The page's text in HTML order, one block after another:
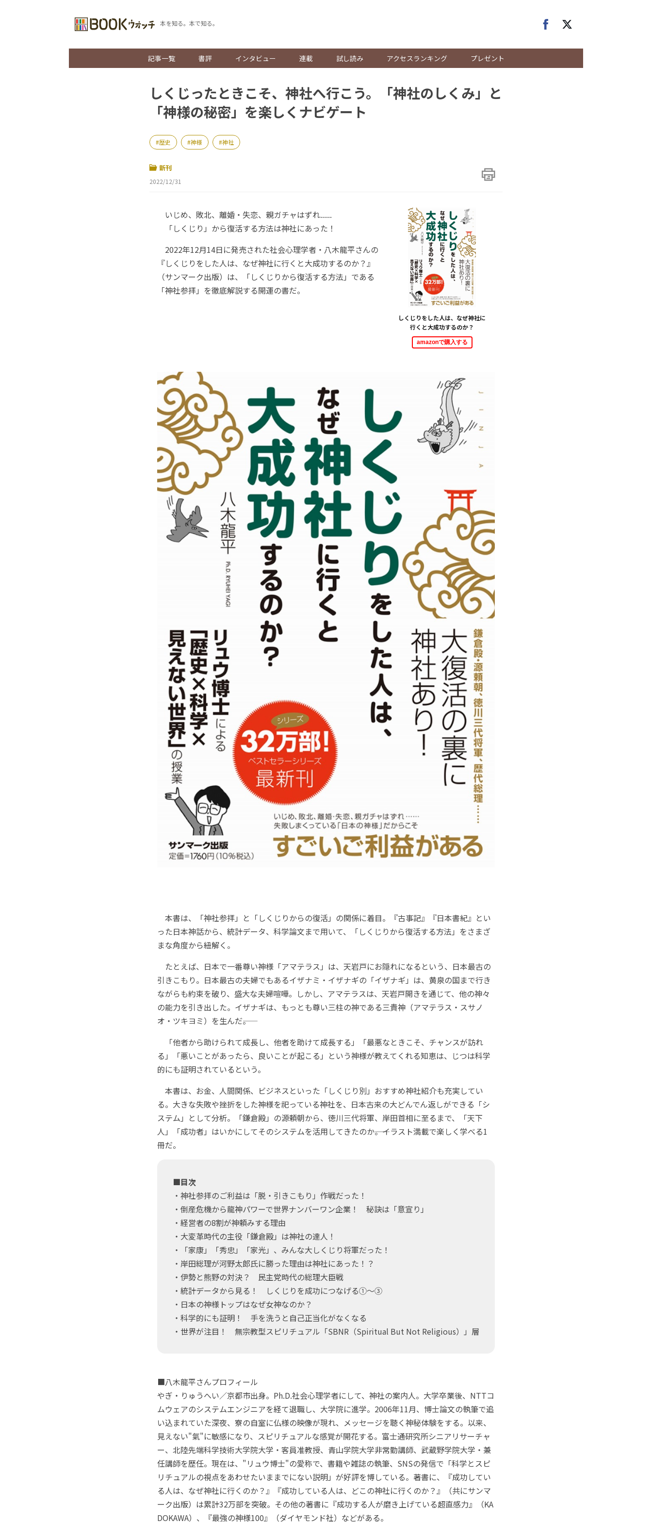
本を知る。本で知る。
記事一覧 書評 インタビュー 連載 試し読み アクセスランキング プレゼント
しくじったときこそ、神社へ行こう。「神社のしくみ」と
「神様の秘密」を楽しくナビゲート
歴史 神様 神社
新刊
2022/12/31
しくじりをした人は、なぜ神社に
行くと大成功するのか？
amazonで購入する
いじめ、敗北、離婚・失恋、親ガチャはずれ......
「しくじり」から復活する方法は神社にあった！
2022年12月14日に発売された社会心理学者・八木龍平さんの
『しくじりをした人は、なぜ神社に行くと大成功するのか？』
（サンマーク出版）は、「しくじりから復活する方法」である
「神社参拝」を徹底解説する開運の書だ。
本書は、「神社参拝」と「しくじりからの復活」の関係に着目。『古事記』『日本書紀』とい
った日本神話から、統計データ、科学論文まで用いて、「しくじりから復活する方法」をさまざ
まな角度から紐解く。
たとえば、日本で一番尊い神様「アマテラス」は、天岩戸にお隠れになるという、日本最古の
引きこもり。日本最古の夫婦でもあるイザナミ・イザナギの「イザナギ」は、黄泉の国まで行き
ながらも約束を破り、盛大な夫婦喧嘩。しかし、アマテラスは、天岩戸開きを通じて、他の神々
の能力を引き出した。イザナギは、もっとも尊い三柱の神である三貴神（アマテラス・スサノ
オ・ツキヨミ）を生んだ――。
「他者から助けられて成長し、他者を助けて成長する」「最悪なときこそ、チャンスが訪れ
る」「悪いことがあったら、良いことが起こる」という神様が教えてくれる知恵は、じつは科学
的にも証明されているという。
本書は、お金、人間関係、ビジネスといった「しくじり別」おすすめ神社紹介も充実してい
る。大きな失敗や挫折をした神様を祀っている神社を、日本古来の大どんでん返しができる「シ
ステム」として分析。「鎌倉殿」の源頼朝から、徳川三代将軍、岸田首相に至るまで、「天下
人」「成功者」はいかにしてそのシステムを活用してきたのか――。イラスト満載で楽しく学べる1
冊だ。
■目次
・神社参拝のご利益は「脱・引きこもり」作戦だった！
・倒産危機から龍神パワーで世界ナンバーワン企業！ 秘訣は「意宣り」
・経営者の8割が神頼みする理由
・大変革時代の主役「鎌倉殿」は神社の達人！
・「家康」「秀忠」「家光」、みんな大しくじり将軍だった！
・岸田総理が河野太郎氏に勝った理由は神社にあった！？
・伊勢と熊野の対決？ 民主党時代の総理大臣戦
・統計データから見る！ しくじりを成功につなげる①～③
・日本の神様トップはなぜ女神なのか？
・科学的にも証明！ 手を洗うと自己正当化がなくなる
・世界が注目！ 無宗教型スピリチュアル「SBNR（Spiritual But Not Religious）」層
■八木龍平さんプロフィール
やぎ・りゅうへい／京都市出身。Ph.D.社会心理学者にして、神社の案内人。大学卒業後、NTTコ
ムウェアのシステムエンジニアを経て退職し、大学院に進学。2006年11月、博士論文の執筆で追
い込まれていた深夜、寮の自室に仏様の映像が現れ、メッセージを聴く神秘体験をする。以来、
見えない"氣"に敏感になり、スピリチュアルな感覚が開花する。富士通研究所シニアリサーチャ
ー、北陸先端科学技術大学院大学・客員准教授、青山学院大学非常勤講師、武蔵野学院大学・兼
任講師を歴任。現在は、"リュウ博士"の愛称で、書籍や雑誌の執筆、SNSの発信で「科学とスピ
リチュアルの視点をあわせたいままでにない説明」が好評を博している。著書に、『成功してい
る人は、なぜ神社に行くのか？』『成功している人は、どこの神社に行くのか？』（共にサンマ
ーク出版）は累計32万部を突破。その他の著書に『成功する人が磨き上げている超直感力』（KA
DOKAWA）、『最強の神様100』（ダイヤモンド社）などがある。